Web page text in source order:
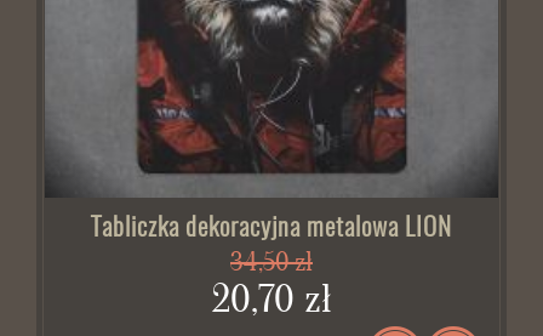
Tabliczka dekoracyjna metalowa LION
34,50 zł
20,70 zł